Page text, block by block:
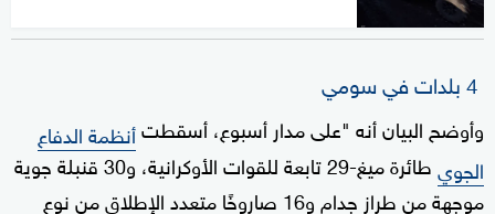
4 بلدات في سومي
وأوضح البيان أنه "على مدار أسبوع، أسقطتأنظمة الدفاع
الجوي
طائرة ميغ-29 تابعة للقوات الأوكرانية، و30 قنبلة جوية
موجهة من طراز جدام و16 صاروخًا متعدد الإطلاق من نوع